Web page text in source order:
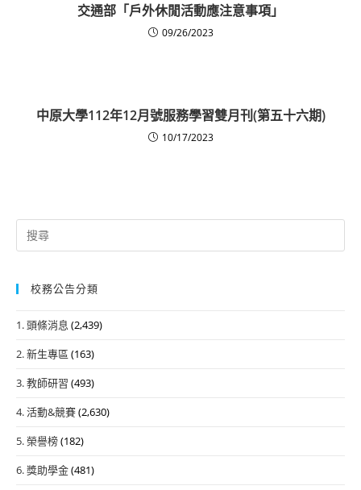
交通部「戶外休閒活動應注意事項」
09/26/2023
中原大學112年12月號服務學習雙月刊(第五十六期)
10/17/2023
Search
for:
校務公告分類
1. 頭條消息 (2,439)
2. 新生專區 (163)
3. 教師研習 (493)
4. 活動&競賽(2,630)
5. 榮譽榜(182)
6. 獎助學金(481)